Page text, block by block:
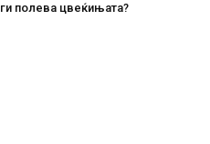
ги полева цвеќињата?